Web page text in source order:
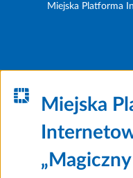
Miejska Platforma
Miejska